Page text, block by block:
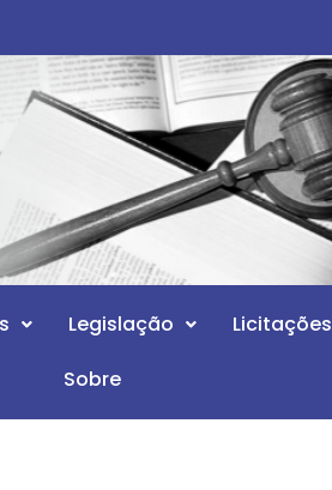
Legislação Licitações
Sobre